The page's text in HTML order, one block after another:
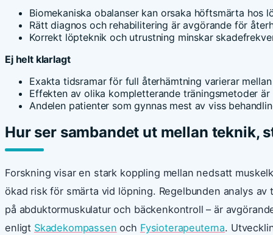
Biomekaniska obalanser kan orsaka höftsmärta hos
Rätt diagnos och rehabilitering är avgörande för
Korrekt löpteknik och utrustning minskar
Ej helt klarlagt
Exakta tidsramar för full återhämtning varierar
Effekten av olika kompletterande träningsmetoder
Andelen patienter som gynnas mest av viss
Hur ser sambandet ut mellan teknik,
Forskning visar en stark koppling mellan nedsatt
ökad risk för smärta vid löpning. Regelbunden analys
på abduktormuskulatur och bäckenkontroll – är
enligt Skadekompassen och Fysioterapeuterna.